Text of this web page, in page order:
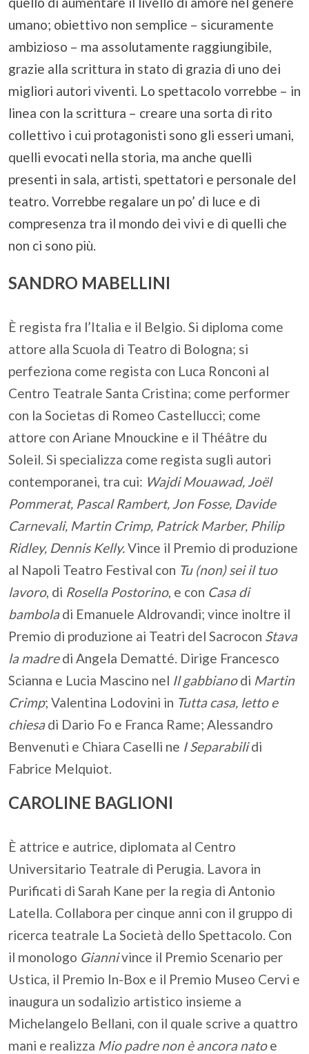
umano; obiettivo non semplice – sicuramente
ambizioso – ma assolutamente raggiungibile,
grazie alla scrittura in stato di grazia di uno dei
migliori autori viventi. Lo spettacolo vorrebbe – in
linea con la scrittura – creare una sorta di rito
collettivo i cui protagonisti sono gli esseri umani,
quelli evocati nella storia, ma anche quelli
presenti in sala, artisti, spettatori e personale del
teatro. Vorrebbe regalare un po’ di luce e di
compresenza tra il mondo dei vivi e di quelli che
non ci sono più.
SANDRO MABELLINI
È regista fra l’Italia e il Belgio. Si diploma come
attore alla Scuola di Teatro di Bologna; si
perfeziona come regista con Luca Ronconi al
Centro Teatrale Santa Cristina; come performer
con la Societas di Romeo Castellucci; come
attore con Ariane Mnouckine e il Théâtre du
Soleil. Si specializza come regista sugli autori
contemporanei, tra cui: Wajdi Mouawad, Joël
Pommerat, Pascal Rambert, Jon Fosse, Davide
Carnevali, Martin Crimp, Patrick Marber, Philip
Ridley, Dennis Kelly.Vince il Premio di produzione
al Napoli Teatro Festival con Tu (non) sei il tuo
lavoro, di Rosella Postorino, e con Casa di
bamboladi Emanuele Aldrovandi; vince inoltre il
Premio di produzione ai Teatri del Sacrocon Stava
la madredi Angela Dematté. Dirige Francesco
Scianna e Lucia Mascino nel Il gabbianodi Martin
Crimp; Valentina Lodovini in Tutta casa, letto e
chiesadi Dario Fo e Franca Rame; Alessandro
Benvenuti e Chiara Caselli ne I Separabilidi
Fabrice Melquiot.
CAROLINE BAGLIONI
È attrice e autrice, diplomata al Centro
Universitario Teatrale di Perugia. Lavora in
Purificati di Sarah Kane per la regia di Antonio
Latella. Collabora per cinque anni con il gruppo di
ricerca teatrale La Società dello Spettacolo. Con
il monologo Giannivince il Premio Scenario per
Ustica, il Premio In-Box e il Premio Museo Cervi e
inaugura un sodalizio artistico insieme a
Michelangelo Bellani, con il quale scrive a quattro
mani e realizza Mio padre non è ancora natoe